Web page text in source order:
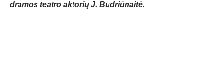
dramos teatro aktorių J. Budriūnaitė.